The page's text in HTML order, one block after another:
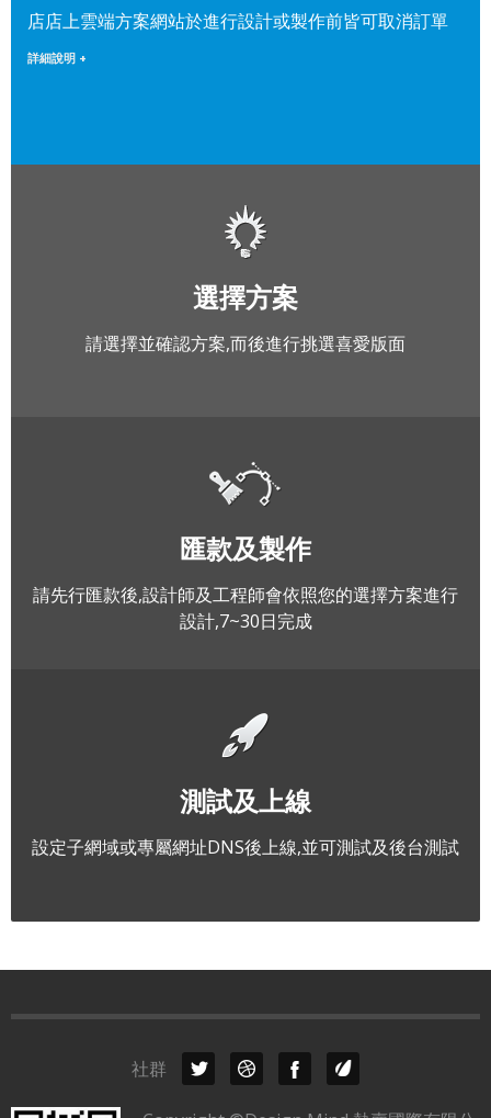
店店上雲端方案網站於進行設計或製作前皆可取消訂單
詳細說明 +
選擇方案
請選擇並確認方案,而後進行挑選喜愛版面
匯款及製作
請先行匯款後,設計師及工程師會依照您的選擇方案進行
設計,7~30日完成
測試及上線
設定子網域或專屬網址DNS後上線,並可測試及後台測試
社群